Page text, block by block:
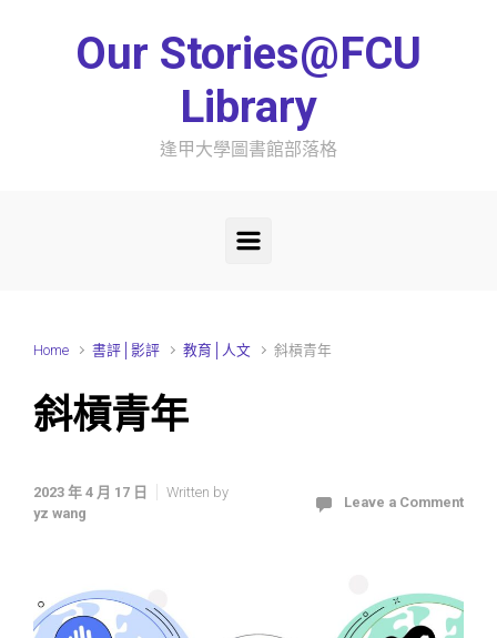
Our Stories@FCU
Library
逢甲大學圖書館部落格
Home 書評│影評 教育│人文 斜槓青年
斜槓青年
2023 年 4 月 17 日
Written by
yz wang
Leave a Comment